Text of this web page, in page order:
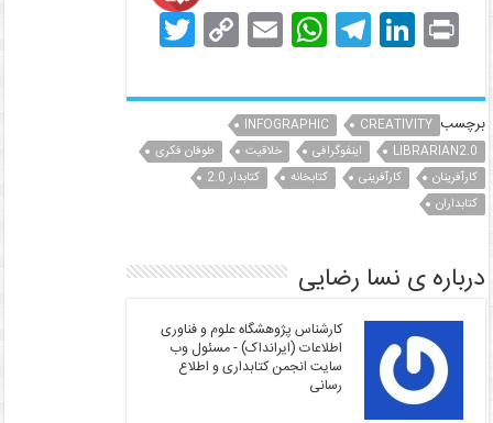
Pr
in
t
Li
n
k
e
dI
n
T
el
e
gr
a
m
W
h
at
s
A
p
E
m
ai
l
C
o
p
y
Li
n
T
w
itt
er برچسب CREATIVITY
INFOGRAPHIC
LIBRARIAN2.0
اینفوگرافی خلاقیت
طوفان فکری
کارآفرینان
کارآفرینی کتابخانه
کتابدار 2.0
کتابداران
درباره ی نسا رضایی
کارشناس پژوهشگاه علوم و فناوری
اطلاعات (ایرانداک) - مسئول وب
سایت انجمن کتابداری و اطلاع
رسانی